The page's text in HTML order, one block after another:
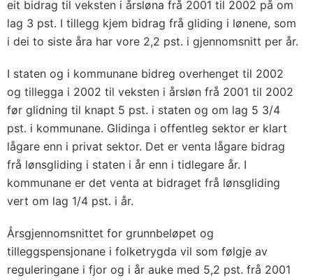
eit bidrag til veksten i årsløna frå 2001 til 2002 på om
lag 3 pst. I tillegg kjem bidrag frå gliding i lønene, som
i dei to siste åra har vore 2,2 pst. i gjennomsnitt per år.
I staten og i kommunane bidreg overhenget til 2002
og tillegga i 2002 til veksten i årsløn frå 2001 til 2002
før glidning til knapt 5 pst. i staten og om lag 5 3/4
pst. i kommunane. Glidinga i offentleg sektor er klart
lågare enn i privat sektor. Det er venta lågare bidrag
frå lønsgliding i staten i år enn i tidlegare år. I
kommunane er det venta at bidraget frå lønsgliding
vert om lag 1/4 pst. i år.
Årsgjennomsnittet for grunnbeløpet og
tilleggspensjonane i folketrygda vil som følgje av
reguleringane i fjor og i år auke med 5,2 pst. frå 2001